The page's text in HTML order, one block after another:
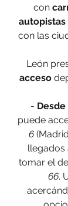
con
autopistas
con las
León
acceso
-
puede
6
llegados
tomar el
66.